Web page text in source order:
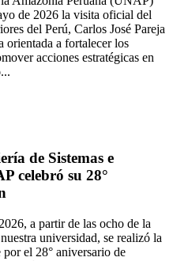
de 2026 la visita oficial del
del Perú, Carlos José Pareja
orientada a fortalecer los
acciones estratégicas en
de Sistemas e
celebró su 28°
a partir de las ocho de la
universidad, se realizó la
el 28° aniversario de